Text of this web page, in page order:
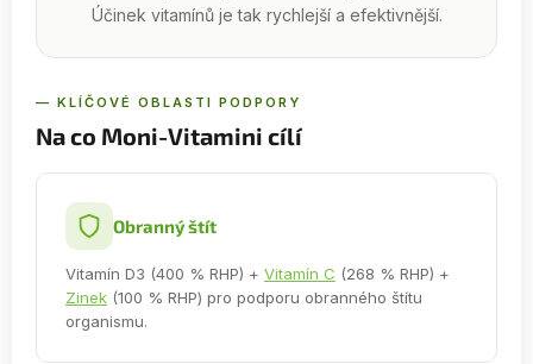
Účinek vitamínů je tak rychlejší a efektivnější.
— KLÍČOVÉ OBLASTI PODPORY
Na co Moni-Vitamini cílí
Obranný štít
Vitamín D3 (400 % RHP) + Vitamín C (268 % RHP) +
Zinek (100 % RHP) pro podporu obranného štítu
organismu.